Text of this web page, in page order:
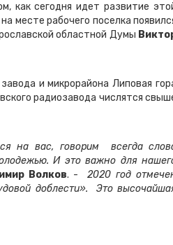
как сегодня идет развитие
месте рабочего поселка
областной Думы
и микрорайона Липовая
радиозавода числятся
на вас, говорим всегда
И это важно для
Волков. - 2020 год
доблести». Это